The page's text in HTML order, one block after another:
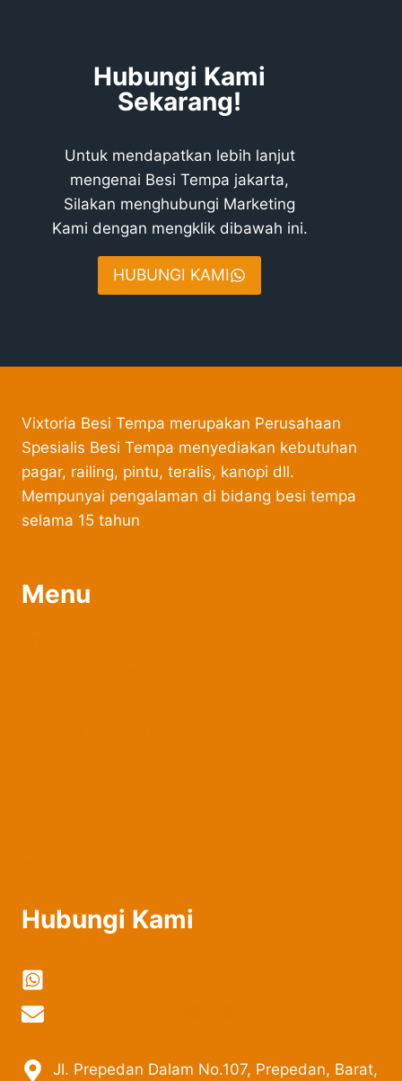
Hubungi Kami
Sekarang!
Untuk mendapatkan lebih lanjut
mengenai Besi Tempa jakarta,
Silakan menghubungi Marketing
Kami dengan mengklik dibawah ini.
HUBUNGI KAMI
Vixtoria Besi Tempa merupakan Perusahaan
Spesialis Besi Tempa menyediakan kebutuhan
pagar, railing, pintu, teralis, kanopi dll.
Mempunyai pengalaman di bidang besi tempa
selama 15 tahun
Menu
Hubungi Kami
Jl. Prepedan Dalam No.107, Prepedan, Barat,